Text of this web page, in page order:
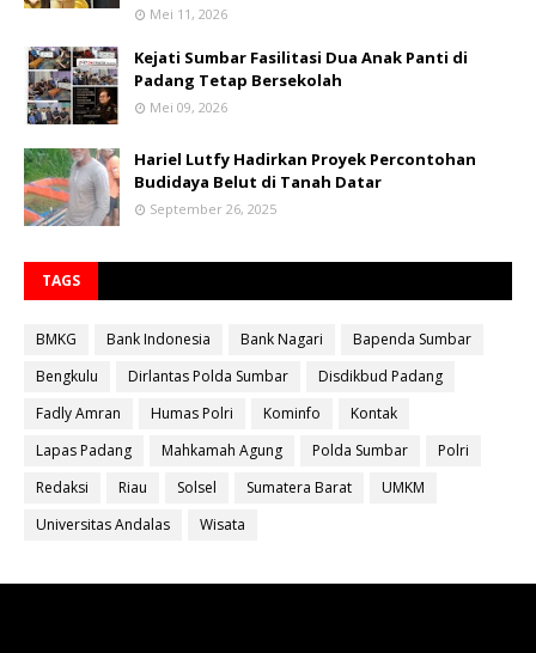
Mei 11, 2026
Kejati Sumbar Fasilitasi Dua Anak Panti di
Padang Tetap Bersekolah
Mei 09, 2026
Hariel Lutfy Hadirkan Proyek Percontohan
Budidaya Belut di Tanah Datar
September 26, 2025
TAGS
BMKG Bank Indonesia Bank Nagari
Bapenda Sumbar
Bengkulu
Dirlantas Polda Sumbar
Disdikbud Padang
Fadly Amran
Humas Polri Kominfo
Kontak
Lapas Padang
Mahkamah Agung Polda Sumbar
Polri
Redaksi
Riau Solsel Sumatera Barat
UMKM
Universitas Andalas
Wisata